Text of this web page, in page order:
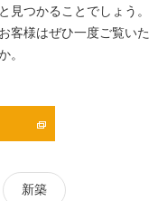
見つかることでしょう。
客様はぜひ一度ご覧いた
。
新築